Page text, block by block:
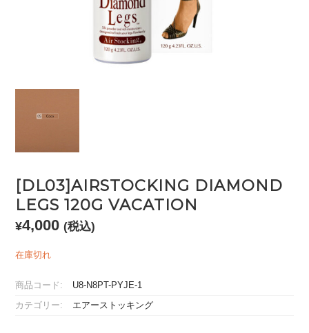
[DL03]AIRSTOCKING DIAMOND
LEGS 120G VACATION
¥4,000 (税込)
在庫切れ
商品コード: U8-N8PT-PYJE-1
カテゴリー: エアーストッキング